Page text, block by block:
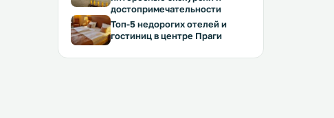
достопримечательности
Топ-5 недорогих отелей и
гостиниц в центре Праги